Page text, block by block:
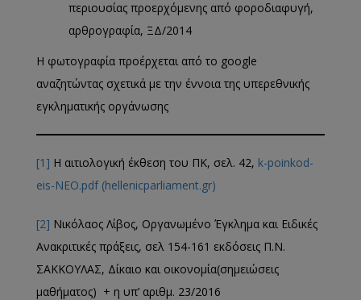
περιουσίας προερχόμενης από φοροδιαφυγή,
αρθρογραφία, ΞΔ/2014
Η φωτογραφία προέρχεται από το google
αναζητώντας σχετικά με την έννοια της υπερεθνικής
εγκληματικής οργάνωσης
[1] Η αιτιολογική έκθεση του ΠΚ, σελ. 42, k-poinkod-
eis-NEO.pdf (hellenicparliament.gr)
[2] Νικόλαος Λίβος, Οργανωμένο Έγκλημα και Ειδικές
Ανακριτικές πράξεις, σελ 154-161 εκδόσεις Π.Ν.
ΣΑΚΚΟΥΛΑΣ, Δίκαιο και οικονομία(σημειώσεις
μαθήματος) + η υπ’ αριθμ. 23/2016